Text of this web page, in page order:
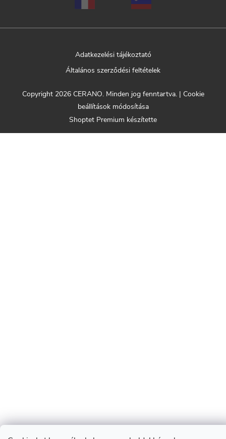
Adatkezelési tájékoztató
Általános szerződési feltételek
Shoptet Premium készítette
Copyright 2026 CERANO. Minden jog fenntartva. | Cookie
beállítások módosítása